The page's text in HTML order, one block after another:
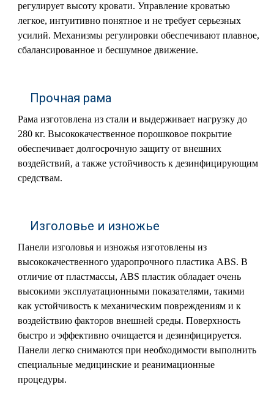
регулирует высоту кровати. Управление кроватью
легкое, интуитивно понятное и не требует серьезных
усилий. Механизмы регулировки обеспечивают плавное,
сбалансированное и бесшумное движение.
Прочная рама
Рама изготовлена из стали и выдерживает нагрузку до
280 кг. Высококачественное порошковое покрытие
обеспечивает долгосрочную защиту от внешних
воздействий, а также устойчивость к дезинфицирующим
средствам.
Изголовье и изножье
Панели изголовья и изножья изготовлены из
высококачественного ударопрочного пластика ABS. В
отличие от пластмассы, ABS пластик обладает очень
высокими эксплуатационными показателями, такими
как устойчивость к механическим повреждениям и к
воздействию факторов внешней среды. Поверхность
быстро и эффективно очищается и дезинфицируется.
Панели легко снимаются при необходимости выполнить
специальные медицинские и реанимационные
процедуры.